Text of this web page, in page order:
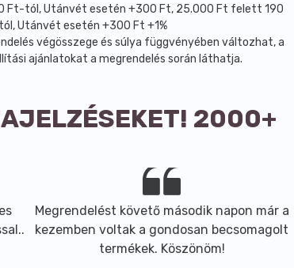
Ft-tól, Utánvét esetén +300 Ft, 25.000 Ft felett 190
Utánvét esetén +300 Ft +1%
végösszege és súlya függvényében változhat, a
ajánlatokat a megrendelés során láthatja.
2000+
Megrendelést követő második napon már a
kezemben voltak a gondosan becsomagolt
termékek. Köszönöm!